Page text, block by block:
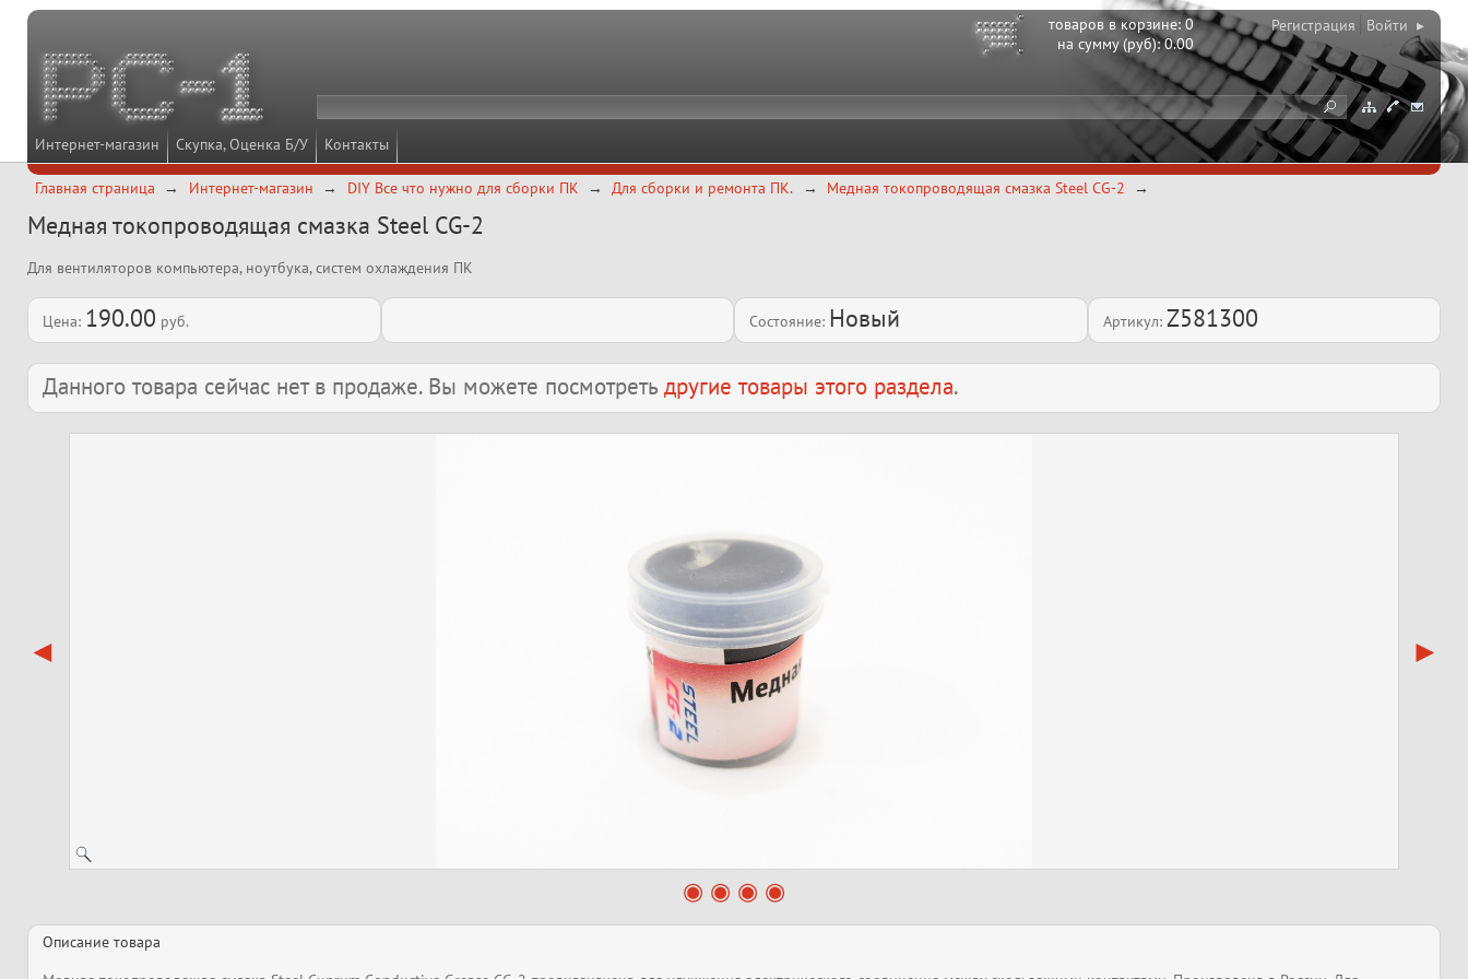
Интернет-магазин Скупка, Оценка Б/У Контакты
товаров в корзине:0
на сумму (руб):0.00
Регистрация Войти ▸
Главная страница Интернет-магазин DIY Все что нужно для сборки ПК Для сборки и ремонта ПК. Медная токопроводящая смазка Steel CG-2
Медная токопроводящая смазка Steel CG-2
Для вентиляторов компьютера, ноутбука, систем охлаждения ПК
Цена: 190.00 руб. Состояние: Новый Артикул: Z581300
Данного товара сейчас нет в продаже. Вы можете посмотреть другие товары этого раздела.
Описание товара